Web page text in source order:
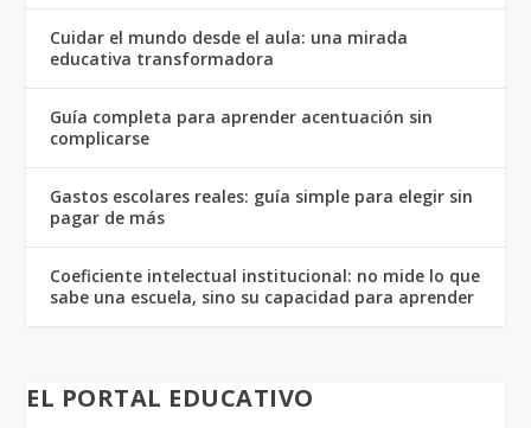
Cuidar el mundo desde el aula: una mirada
educativa transformadora
Guía completa para aprender acentuación sin
complicarse
Gastos escolares reales: guía simple para elegir sin
pagar de más
Coeficiente intelectual institucional: no mide lo que
sabe una escuela, sino su capacidad para aprender
EL PORTAL EDUCATIVO